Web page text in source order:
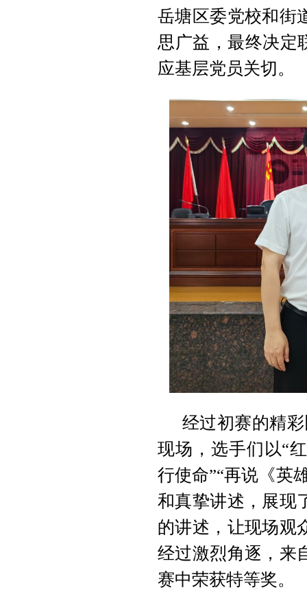
岳塘区委党校和街
思广益，最终决定
应基层党员关切。
经过初赛的精
现场，选手们以“
行使命”“再说《英
和真挚讲述，展现
的讲述，让现场观
经过激烈角逐，来
赛中荣获特等奖。